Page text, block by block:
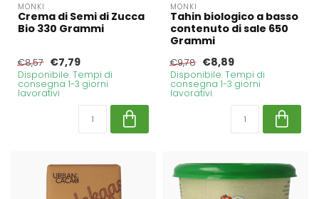
MONKI
Crema di Semi di Zucca
Bio 330 Grammi
€8,57 €7,79
Disponibile. Tempi di
consegna 1-3 giorni
lavorativi
MONKI
Tahin biologico a basso
contenuto di sale 650
Grammi
€9,78 €8,89
Disponibile. Tempi di
consegna 1-3 giorni
lavorativi